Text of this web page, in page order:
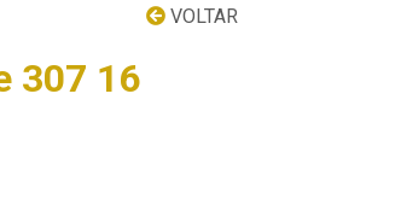
VOLTAR
307 16